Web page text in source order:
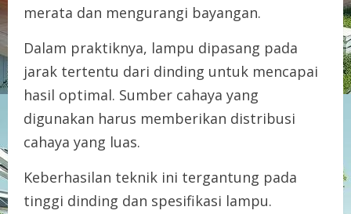
merata dan mengurangi bayangan.
Dalam praktiknya, lampu dipasang pada
jarak tertentu dari dinding untuk mencapai
hasil optimal. Sumber cahaya yang
digunakan harus memberikan distribusi
cahaya yang luas.
Keberhasilan teknik ini tergantung pada
tinggi dinding dan spesifikasi lampu.